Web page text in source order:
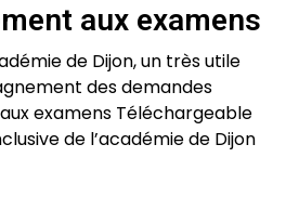
aux examens
de Dijon, un très utile
des demandes
examens Téléchargeable
de l’académie de Dijon